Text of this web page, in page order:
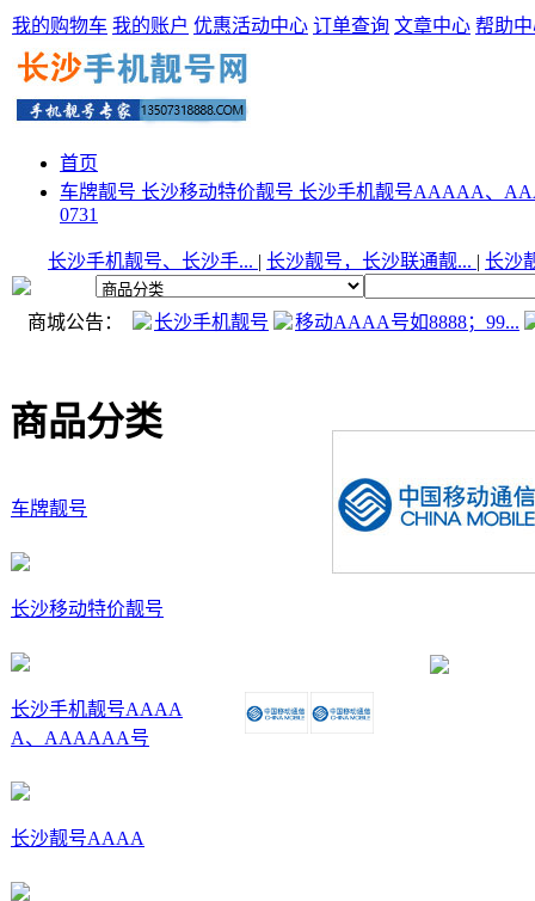
我的购物车 我的账户 优惠活动中心 订单查询 文章中心 帮助
首页
车牌靓号 长沙移动特价靓号 长沙手机靓号AAAAA、
0731
长沙手机靓号、长沙手... | 长沙靓号，长沙联通靓... | 长沙
商城公告： 长沙手机靓号 移动AAAA号如8888；99...
商品分类
车牌靓号
长沙移动特价靓号
长沙手机靓号AAAA
A、AAAAAA号
长沙靓号AAAA